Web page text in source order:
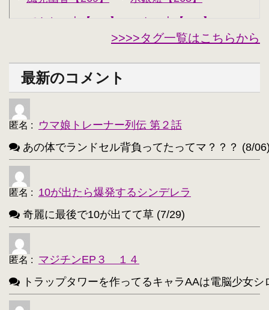
できない夫【262】 キル夫【260】
セシリア・オルコット【240】
西住みほ【237】
・ ミーナ・ディートリンデ・ヴィルケ【223】
・ ニャル子【218】
アルトリア・ペンドラゴン(Fate)【214】
・ ユウキ(SAO)【214】 ・ 古明地こいし【210】
・ アクア(このすば)【208】 キョン【205】
・ レミリア・スカーレット(東方project)【203】
・ アイリスフィール・フォン・アインツベルン【
・ 高町なのは【202】 ・
・ 響(艦これ)【197】 ・ 夜神月【196】
・ アティ(サモンナイト)【194】
>>>>タグ一覧はこちらから
最新のコメント
匿名 :
ウマ娘トレーナー列伝 第２話
あの体でランドセル背負ってたってマ？？？ (8/
匿名 :
10が出たら爆発するシンデレラ
奇麗に最後で10が出てて草 (7/29)
匿名 :
マジチンEP３ １４
トラップタワーを作ってるキャラAAは電脳少女シ